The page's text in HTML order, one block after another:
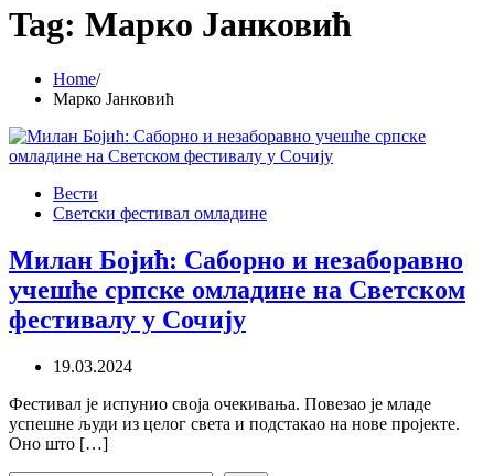
Tag: Марко Јанковић
Home
Марко Јанковић
Вести
Светски фестивал омладине
Милан Бојић: Саборно и незаборавно
учешће српске омладине на Светском
фестивалу у Сочију
19.03.2024
Фестивал је испунио своја очекивања. Повезао је младе
успешне људи из целог света и подстакао на нове пројекте.
Оно што […]